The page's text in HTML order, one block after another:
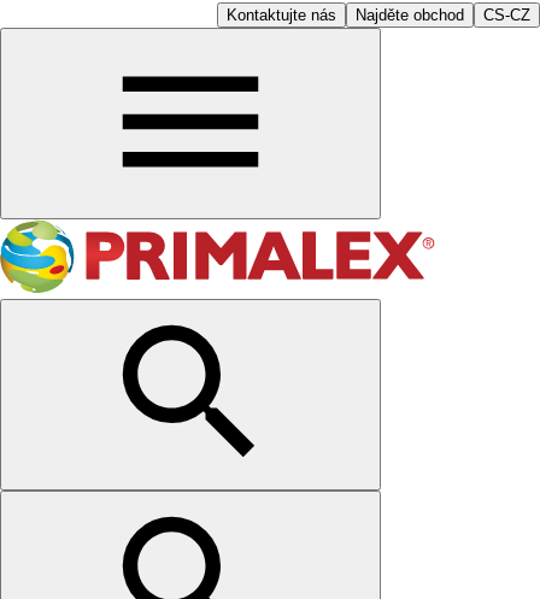
Kontaktujte nás Najděte obchod CS-CZ